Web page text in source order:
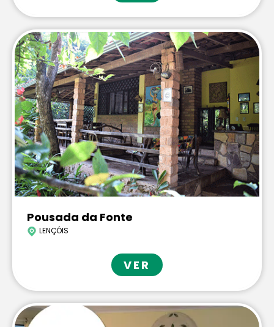
Pousada da Fonte
LENÇÓIS
VER